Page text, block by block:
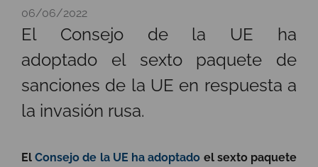
06/06/2022
El Consejo de la UE ha
adoptado el sexto paquete de
sanciones de la UE en respuesta a
la invasión rusa.
ElConsejo de la UE ha adoptado el sexto paquete